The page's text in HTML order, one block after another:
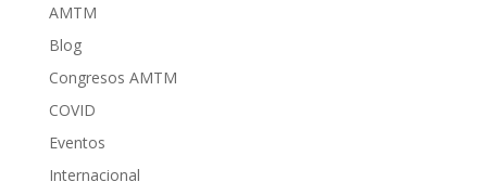
AMTM
Blog
Congresos AMTM
COVID
Eventos
Internacional